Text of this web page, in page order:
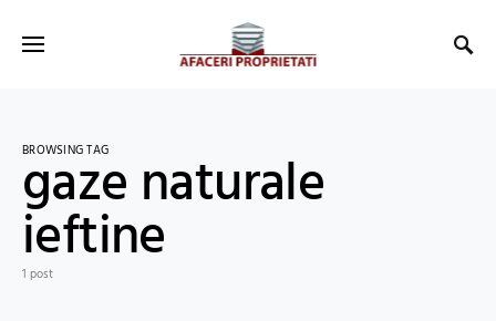
BROWSING TAG
gaze naturale
ieftine
1 post